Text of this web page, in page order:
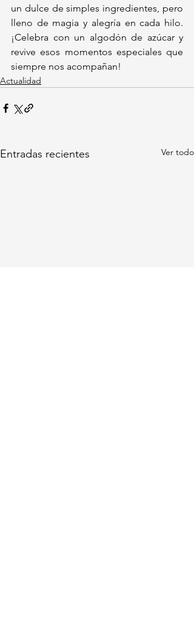
un dulce de simples ingredientes, pero
lleno de magia y alegría en cada hilo.
¡Celebra con un algodón de azúcar y
revive esos momentos especiales que
siempre nos acompañan!
Actualidad
Entradas recientes Ver todo